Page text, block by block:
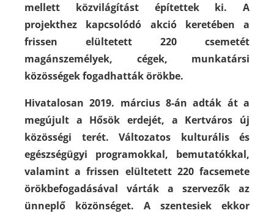
mellett közvilágítást építettek ki. A
projekthez kapcsolódó akció keretében a
frissen elültetett 220 csemetét
magánszemélyek, cégek, munkatársi
közösségek fogadhatták örökbe.
Hivatalosan 2019. március 8-án adták át a
megújult a Hősök erdejét, a Kertváros új
közösségi terét. Változatos kulturális és
egészségügyi programokkal, bemutatókkal,
valamint a frissen elültetett 220 facsemete
örökbefogadásával várták a szervezők az
ünneplő közönséget. A szentesiek ekkor